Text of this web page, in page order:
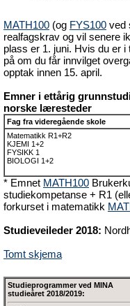
MATH100 (og FYS100 ved
realfagskrav og vil senere
plass er 1. juni. Hvis du er
på om du får innvilget
opptak innen 15. april.
Emner i ettårig
norske læresteder
Fag fra videregående skole
Matematikk R1+R2
KJEMI 1+2
FYSIKK 1
BIOLOGI 1+2
* Emnet MATH100
studiekompetanse + R1
forkurset i matematikk
Studieveileder 2018:
Tomt skjema
Studieprogrammer ved MINA
studieåret 2018/2019: